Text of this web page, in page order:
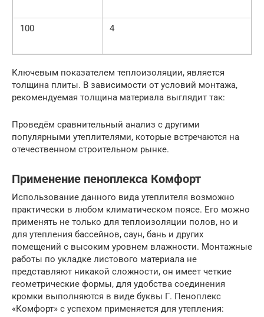
100 4
Ключевым показателем теплоизоляции, является
толщина плиты. В зависимости от условий монтажа,
рекомендуемая толщина материала выглядит так:
Проведём сравнительный анализ с другими
популярными утеплителями, которые встречаются на
отечественном строительном рынке.
Применение пеноплекса Комфорт
Использование данного вида утеплителя возможно
практически в любом климатическом поясе. Его можно
применять не только для теплоизоляции полов, но и
для утепления бассейнов, саун, бань и других
помещений с высоким уровнем влажности. Монтажные
работы по укладке листового материала не
представляют никакой сложности, он имеет четкие
геометрические формы, для удобства соединения
кромки выполняются в виде буквы Г. Пеноплекс
«Комфорт» с успехом применяется для утепления: